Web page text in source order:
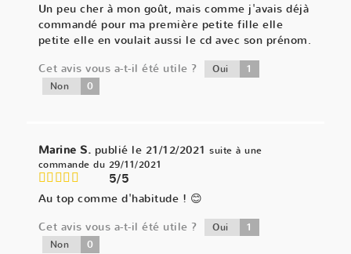
Un peu cher à mon goût, mais comme j'avais déjà
commandé pour ma première petite fille elle
petite elle en voulait aussi le cd avec son prénom.
Cet avis vous a-t-il été utile ?
Oui 1
Non 0
Marine S. publié le 21/12/2021 suite à une
commande du 29/11/2021
5/5
Au top comme d'habitude ! 😊
Cet avis vous a-t-il été utile ?
Oui 1
Non 0